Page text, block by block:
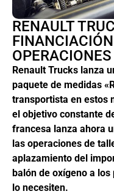
RENAULT
Renault Trucks lanza
paquete de medidas
transportista en estos
el objetivo constante
francesa lanza ahora
las operaciones de
aplazamiento del
balón de oxígeno a
lo necesiten.